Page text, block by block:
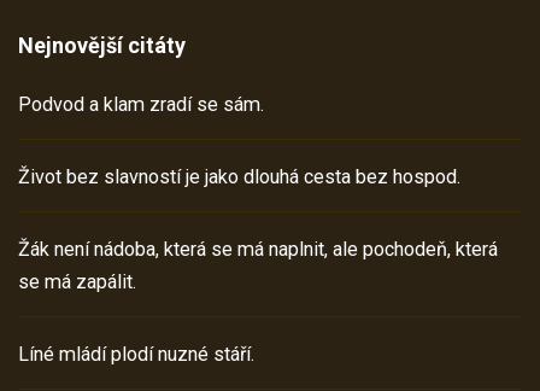
Nejnovější citáty
Podvod a klam zradí se sám.
Život bez slavností je jako dlouhá cesta bez hospod.
Žák není nádoba, která se má naplnit, ale pochodeň, která
se má zapálit.
Líné mládí plodí nuzné stáří.